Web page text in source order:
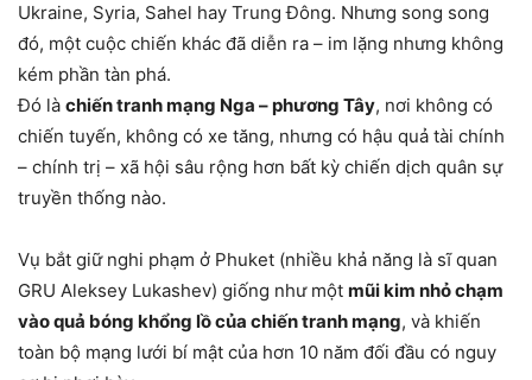
Ukraine, Syria, Sahel hay Trung Đông. Nhưng song song
đó, một cuộc chiến khác đã diễn ra – im lặng nhưng không
kém phần tàn phá.
Đó là chiến tranh mạng Nga – phương Tây, nơi không có
chiến tuyến, không có xe tăng, nhưng có hậu quả tài chính
– chính trị – xã hội sâu rộng hơn bất kỳ chiến dịch quân sự
truyền thống nào.
Vụ bắt giữ nghi phạm ở Phuket (nhiều khả năng là sĩ quan
GRU Aleksey Lukashev) giống như một mũi kim nhỏ chạm
vào quả bóng khổng lồ của chiến tranh mạng, và khiến
toàn bộ mạng lưới bí mật của hơn 10 năm đối đầu có nguy